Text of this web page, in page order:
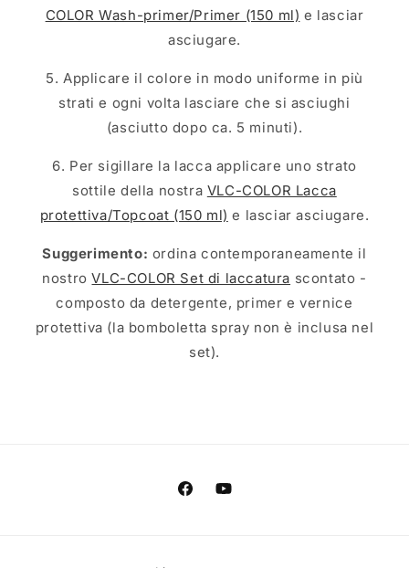
COLOR Wash-primer/Primer (150 ml) e lasciar
asciugare.
5. Applicare il colore in modo uniforme in più
strati e ogni volta lasciare che si asciughi
(asciutto dopo ca. 5 minuti).
6. Per sigillare la lacca applicare uno strato
sottile della nostra VLC-COLOR Lacca
protettiva/Topcoat (150 ml) e lasciar asciugare.
Suggerimento: ordina contemporaneamente il
nostroVLC-COLOR Set di laccatura scontato -
composto da detergente, primer e vernice
protettiva (la bomboletta spray non è inclusa nel
set).
FacebookYouTube